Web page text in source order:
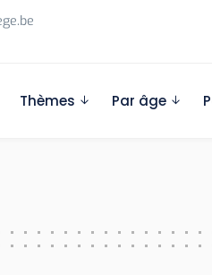
Thèmes Par âge